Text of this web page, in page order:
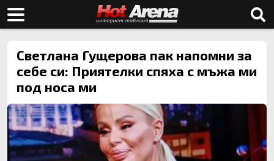
Светлана Гущерова пак напомни за
себе си: Приятелки спяха с мъжа ми
под носа ми